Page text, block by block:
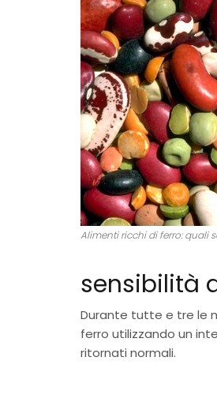
Alimenti ricchi di ferro: quali
sensibilità
Durante tutte e tre le
ferro utilizzando un
ritornati normali.